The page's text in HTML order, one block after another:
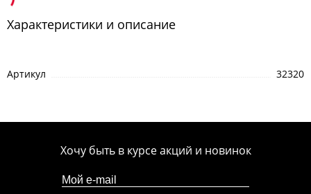
Характеристики и описание
Артикул 32320
Хочу быть в курсе акций и новинок